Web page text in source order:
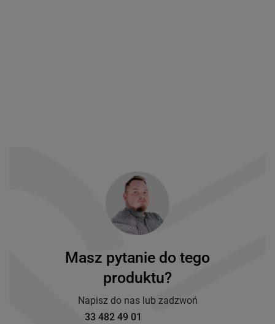
Masz pytanie do tego
produktu?
Napisz do nas lub zadzwoń
33 482 49 01